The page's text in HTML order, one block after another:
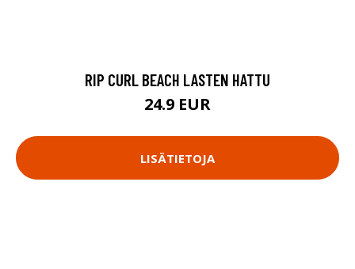
RIP CURL BEACH LASTEN HATTU
24.9 EUR
LISÄTIETOJA